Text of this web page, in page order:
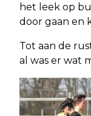
het leek op
door gaan en
Tot aan de
al was er wat